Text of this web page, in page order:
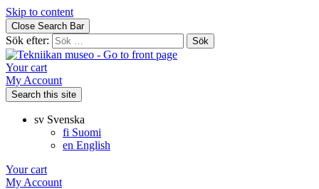
Skip to content
Close Search Bar
Sök efter:
Your cart
My Account
Search this site
sv Svenska
fi Suomi
en English
Your cart
My Account